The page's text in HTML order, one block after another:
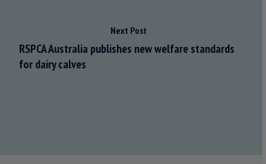
Next Post
RSPCA Australia publishes new welfare standards
for dairy calves